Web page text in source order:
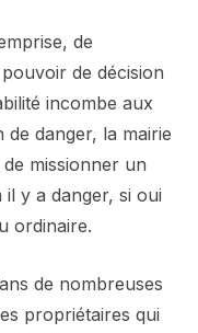
de
de décision
incombe aux
de danger, la mairie
missionner un
y a danger, si oui
ordinaire.
de nombreuses
propriétaires qui